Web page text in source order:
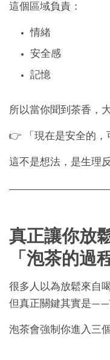
這個區域負責：
情緒
安全感
記憶
所以當你聞到茶香，
👉 「現在是安全的，
這不是想法，是生理反
真正讓你放
「泡茶的過
很多人以為放鬆來自
但真正關鍵其實是——
泡茶會強制你進入三